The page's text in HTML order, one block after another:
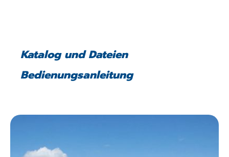
Katalog und Dateien
Bedienungsanleitung